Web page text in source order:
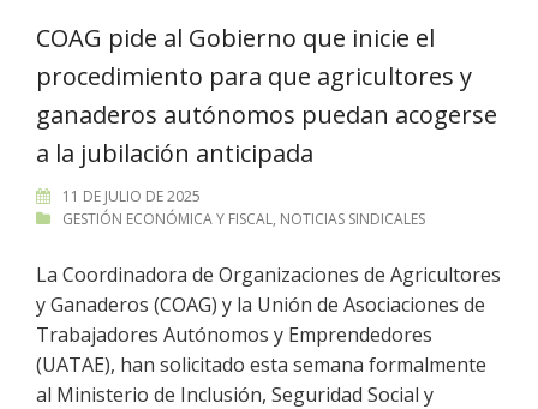
COAG pide al Gobierno que inicie el
procedimiento para que agricultores y
ganaderos autónomos puedan acogerse
a la jubilación anticipada
11 DE JULIO DE 2025
GESTIÓN ECONÓMICA Y FISCAL, NOTICIAS SINDICALES
La Coordinadora de Organizaciones de Agricultores
y Ganaderos (COAG) y la Unión de Asociaciones de
Trabajadores Autónomos y Emprendedores
(UATAE), han solicitado esta semana formalmente
al Ministerio de Inclusión, Seguridad Social y